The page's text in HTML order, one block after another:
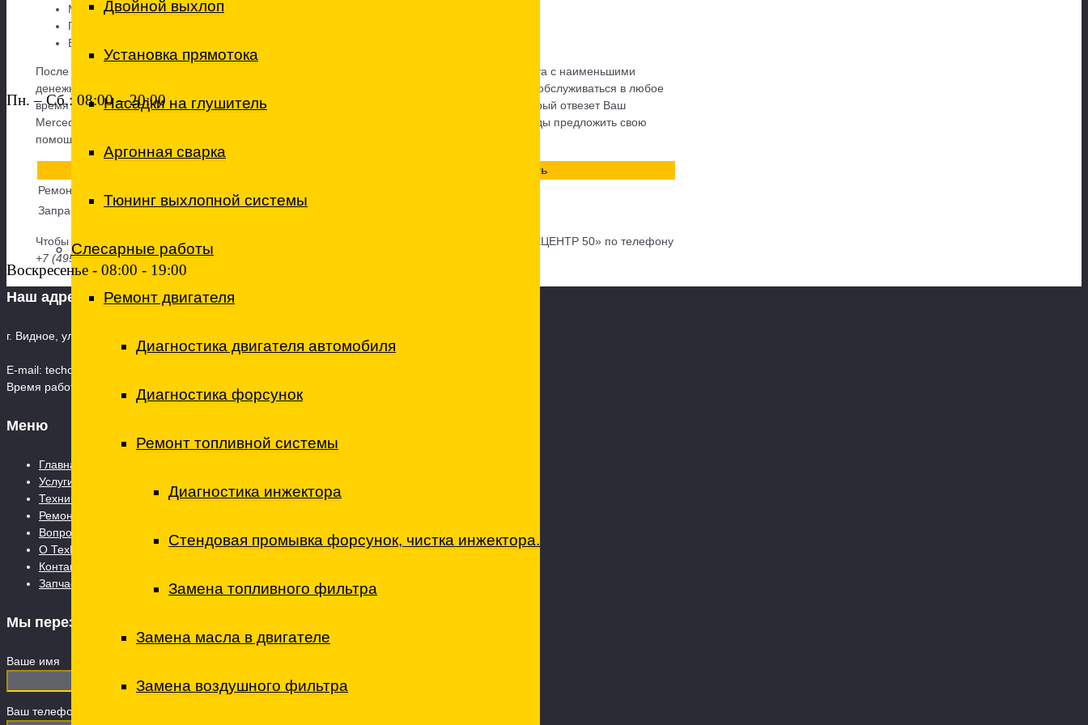
Пн. – Сб.: 08:00 – 20:00
Воскресенье - 08:00 - 19:00
Двойной выхлоп
Установка прямотока
Насадки на глушитель
Аргонная сварка
Тюнинг выхлопной системы
Слесарные работы
Ремонт двигателя
Диагностика двигателя автомобиля
Диагностика форсунок
Ремонт топливной системы
Диагностика инжектора
Стендовая промывка форсунок, чистка инжектора.
Замена топливного фильтра
Замена масла в двигателе
Замена воздушного фильтра
Мы долгое время занимаемся ремонтом кондиционера на Mercedes,
Приемлемые цены на услуги,
Выгодные условия сотрудничества для корпоративных заказчиков.
После того как специалист установит причину поломки, он предложит лучший вариант ремонта с наименьшими
денежными и временными затратами. Корпоративные клиенты, подписавшие договор, будут обслуживаться в любое
время суток. Кроме починки кондиционера, мы также предоставляем услуги эвакуатора, который отвезет Ваш
Mercedes в любое место. Если Вам нужен
, мы также рады предложить свою
помощь. При необходимости у нас можно заказать шиномонтаж и поменять сезонную резину.
Стоимость
Ремонт трубок кондиционера
Заправка кондиционеров
Чтобы записаться на ремонт кондиционера Mercedes в Видном, позвоните в автосервис «ТЕХЦЕНТР 50» по телефону
+7 (495)545-49-25
Наш адрес
г. Видное, ул. 8-я Линия, дом 13А, корпус 1 Телефон: +7 (495) 669-50-85
E-mail: techcenterto@mail.ru
Время работы: Пн. – Сб.: 08:00 – 21:00 Воскресенье - 09:00 - 19:00
Меню
Главная страница
Услуги
Технический центр
Ремонт коммерческого транспорта
Вопросы и ответы
О ТехЦентре
Контакты
Запчасти
Мы перезвоним
Ваше имя
Ваш телефон (обязательно)